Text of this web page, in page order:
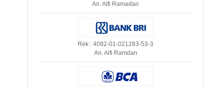
An. Alfi Ramadan
Rek : 4092-01-021283-53-3
An. Alfi Ramdan